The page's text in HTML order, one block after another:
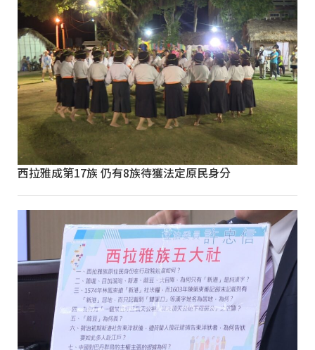
西拉雅成第17族 仍有8族待獲法定原民身分